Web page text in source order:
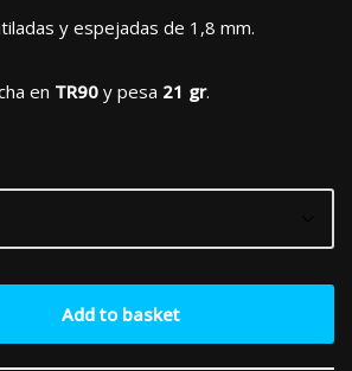
y espejadas de 1,8 mm.
en TR90 y pesa 21 gr.
Add to basket